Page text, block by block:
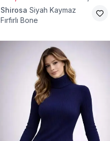
Shirosa Siyah Kaymaz
Fırfırlı Bone